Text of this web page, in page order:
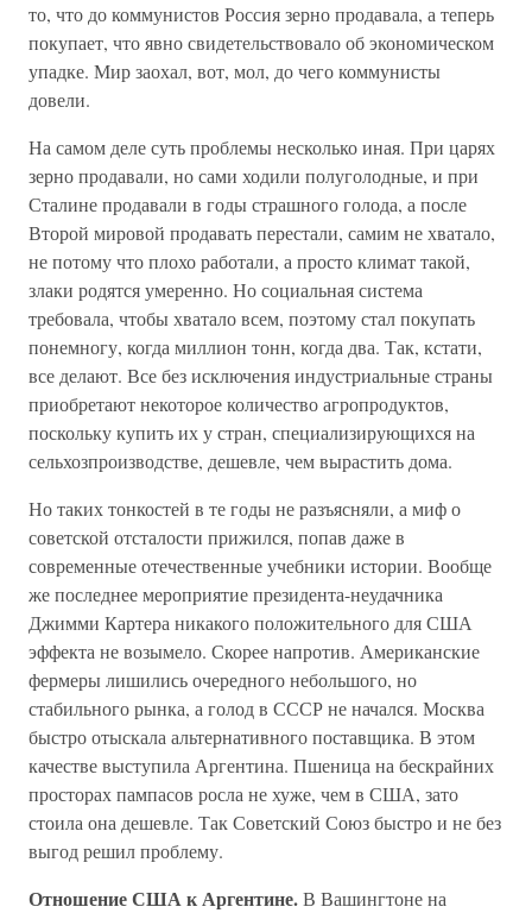
то, что до коммунистов Россия зерно продавала, а теперь
покупает, что явно свидетельствовало об экономическом
упадке. Мир заохал, вот, мол, до чего коммунисты
довели.
На самом деле суть проблемы несколько иная. При царях
зерно продавали, но сами ходили полуголодные, и при
Сталине продавали в годы страшного голода, а после
Второй мировой продавать перестали, самим не хватало,
не потому что плохо работали, а просто климат такой,
злаки родятся умеренно. Но социальная система
требовала, чтобы хватало всем, поэтому стал покупать
понемногу, когда миллион тонн, когда два. Так, кстати,
все делают. Все без исключения индустриальные страны
приобретают некоторое количество агропродуктов,
поскольку купить их у стран, специализирующихся на
сельхозпроизводстве, дешевле, чем вырастить дома.
Но таких тонкостей в те годы не разъясняли, а миф о
советской отсталости прижился, попав даже в
современные отечественные учебники истории. Вообще
же последнее мероприятие президента-неудачника
Джимми Картера никакого положительного для США
эффекта не возымело. Скорее напротив. Американские
фермеры лишились очередного небольшого, но
стабильного рынка, а голод в СССР не начался. Москва
быстро отыскала альтернативного поставщика. В этом
качестве выступила Аргентина. Пшеница на бескрайних
просторах пампасов росла не хуже, чем в США, зато
стоила она дешевле. Так Советский Союз быстро и не без
выгод решил проблему.
Отношение США к Аргентине.В Вашингтоне на